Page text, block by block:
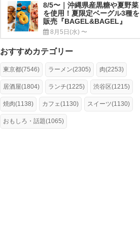
8/5〜｜沖縄県産黒糖や夏野菜
を使用！夏限定ベーグル3種を
販売『BAGEL&BAGEL』
8月5日(水) 〜
おすすめカテゴリー
東京都(7546) ラーメン(2305) 肉(2253)
居酒屋(1804) ランチ(1225) 渋谷区(1215)
焼肉(1138) カフェ(1130) スイーツ(1130)
おもしろ・話題(1065)